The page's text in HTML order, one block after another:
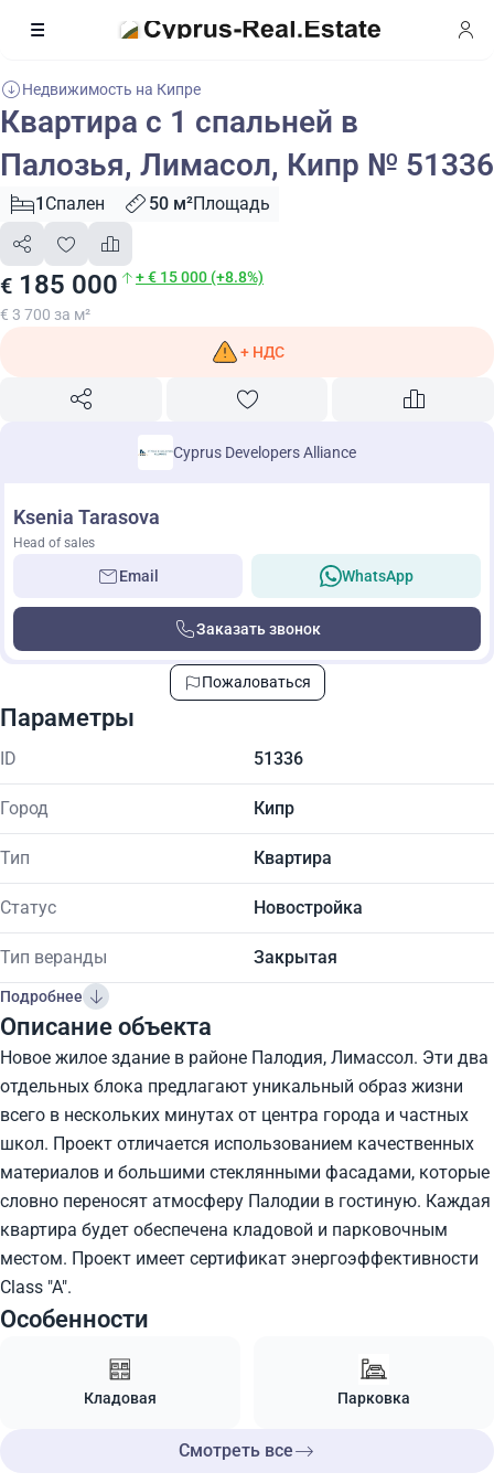
Недвижимость на Кипре
Квартира с 1 спальней в
Палозья, Лимасол, Кипр № 51336
1 Спален 50 м²Площадь
€ 185 000 + € 15 000 (+8.8%)
€ 3 700 за м²
+ НДС
Cyprus Developers Alliance
Ksenia Tarasova
Head of sales
Email WhatsApp
Заказать звонок
Пожаловаться
Параметры
ID 51336
Город Кипр
Тип Квартира
Статус Новостройка
Тип веранды Закрытая
Подробнее
Описание объекта
Новое жилое здание в районе Палодия, Лимассол. Эти два
отдельных блока предлагают уникальный образ жизни
всего в нескольких минутах от центра города и частных
школ. Проект отличается использованием качественных
материалов и большими стеклянными фасадами, которые
словно переносят атмосферу Палодии в гостиную. Каждая
квартира будет обеспечена кладовой и парковочным
местом. Проект имеет сертификат энергоэффективности
Class "A".
Особенности
Кладовая Парковка
Смотреть все